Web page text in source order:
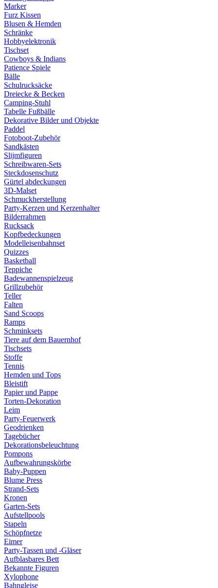
Marker
Furz Kissen
Blusen & Hemden
Schränke
Hobbyelektronik
Tischset
Cowboys & Indians
Patience Spiele
Bälle
Schulrucksäcke
Dreiecke & Becken
Camping-Stuhl
Tabelle Fußbälle
Dekorative Bilder und Objekte
Paddel
Fotoboot-Zubehör
Sandkästen
Slijmfiguren
Schreibwaren-Sets
Steckdosenschutz
Gürtel abdeckungen
3D-Malset
Schmuckherstellung
Party-Kerzen und Kerzenhalter
Bilderrahmen
Rucksack
Kopfbedeckungen
Modelleisenbahnset
Quizzes
Basketball
Teppiche
Badewannenspielzeug
Grillzubehör
Teller
Falten
Sand Scoops
Ramps
Schminksets
Tiere auf dem Bauernhof
Tischsets
Stoffe
Tennis
Hemden und Tops
Bleistift
Papier und Pappe
Torten-Dekoration
Leim
Party-Feuerwerk
Geodrienken
Tagebücher
Dekorationsbeleuchtung
Pompons
Aufbewahrungskörbe
Baby-Puppen
Blume Press
Strand-Sets
Kronen
Garten-Sets
Aufstellpools
Stapeln
Schöpfnetze
Eimer
Party-Tassen und -Gläser
Aufblasbares Bett
Bekannte Figuren
Xylophone
Bahngleise